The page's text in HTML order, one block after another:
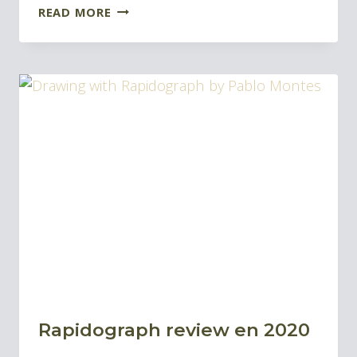
READ MORE HILO,
ACUARELA
LÍQUIDA
BLOG
Rapidograph review en 2020